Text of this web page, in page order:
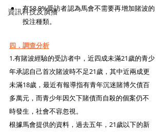
資訊科技及廣播
有58.9%受訪者認為馬會不需要再增加賭波的
投注種類。
四．調查分析
1.有賭波經驗的受訪者中，近四成未滿21歲的青少
年承認自己首次賭波時不足21歲，其中近兩成更
未滿18歲，最近有報導指有青年沉迷賭博欠債百
多萬元，而青少年因欠下賭債而自殺的個案仍不
時發生，社會不容忽視。
根據馬會提供的資料，過去五年，21歲以下的新